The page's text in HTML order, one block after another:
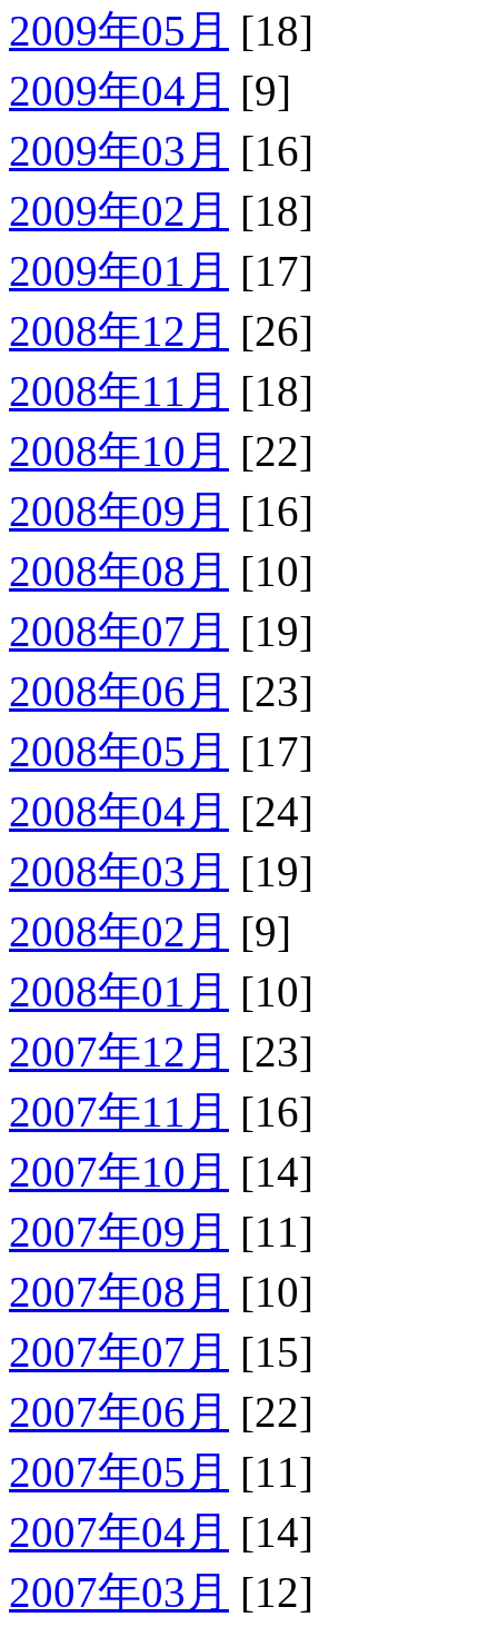
2009年05月 [18]
2009年04月 [9]
2009年03月 [16]
2009年02月 [18]
2009年01月 [17]
2008年12月 [26]
2008年11月 [18]
2008年10月 [22]
2008年09月 [16]
2008年08月 [10]
2008年07月 [19]
2008年06月 [23]
2008年05月 [17]
2008年04月 [24]
2008年03月 [19]
2008年02月 [9]
2008年01月 [10]
2007年12月 [23]
2007年11月 [16]
2007年10月 [14]
2007年09月 [11]
2007年08月 [10]
2007年07月 [15]
2007年06月 [22]
2007年05月 [11]
2007年04月 [14]
2007年03月 [12]